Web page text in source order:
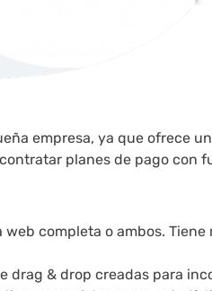
empresa, ya que ofrece
planes de pago con
completa o ambos.
drag & drop creadas para